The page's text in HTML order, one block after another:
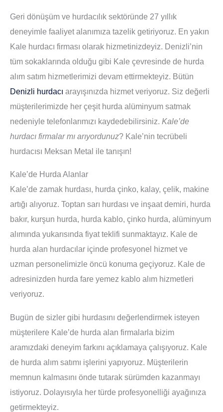
Geri dönüşüm ve hurdacılık sektöründe 27 yıllık
deneyimle faaliyet alanımıza tazelik getiriyoruz. En yakın
Kale hurdacı firması olarak hizmetinizdeyiz. Denizli’nin
tüm sokaklarında olduğu gibi Kale çevresinde de hurda
alım satım hizmetlerimizi devam ettirmekteyiz. Bütün
Denizli hurdacı arayışınızda hizmet veriyoruz. Siz değerli
müşterilerimizde her çeşit hurda alüminyum satmak
nedeniyle telefonlarımızı kaydedebilirsiniz. Kale’de
hurdacı firmalar mı arıyordunuz? Kale’nin tecrübeli
hurdacısı Meksan Metal ile tanışın!
Kale’de Hurda Alanlar
Kale’de zamak hurdası, hurda çinko, kalay, çelik, makine
artığı alıyoruz. Toptan sarı hurdası ve inşaat demiri, hurda
bakır, kurşun hurda, hurda kablo, çinko hurda, alüminyum
alımında yukarısında fiyat teklifi sunmaktayız. Kale de
hurda alan hurdacılar içinde profesyonel hizmet ve
uzman personelimizle öncü konuma geçiyoruz. Kale de
adresinizden hurda fare yemez kablo alım hizmetleri
veriyoruz.
Bugün de sizler gibi hurdasını değerlendirmek isteyen
müşterilere Kale’de hurda alan firmalarla bizim
aramızdaki deneyim farkını açıklamaya çalışıyoruz. Kale
de hurda alım satımı işlerini yapıyoruz. Müşterilerin
memnun kalmasını önde tutarak sürümden kazanmayı
istiyoruz. Dolayısıyla her türde profesyonelliği ayağınıza
getirmekteyiz.